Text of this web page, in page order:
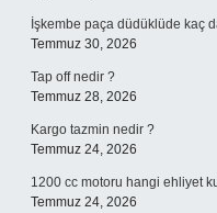
İşkembe paça düdüklüde kaç
Temmuz 30, 2026
Tap off nedir ?
Temmuz 28, 2026
Kargo tazmin nedir ?
Temmuz 24, 2026
1200 cc motoru hangi ehliyet
Temmuz 24, 2026